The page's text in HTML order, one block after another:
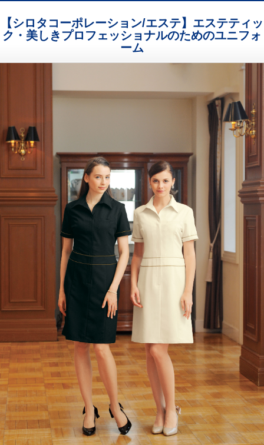
【シロタコーポレーション/エステ】エステティッ
ク・美しきプロフェッショナルのためのユニフォ
ーム